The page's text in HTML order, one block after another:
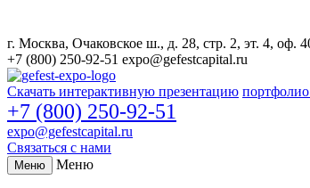
г. Москва, Очаковское ш., д. 28, стр. 2, эт. 4, оф.
+7 (800) 250-92-51 expo@gefestcapital.ru
Скачать интерактивную презентацию
+7 (800) 250-92-51
expo@gefestcapital.ru
Связаться с нами
Меню Меню